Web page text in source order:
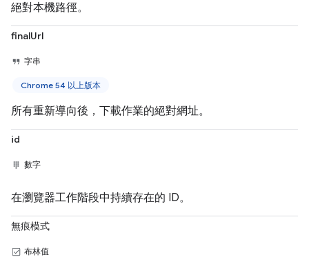
絕對本機路徑。
finalUrl
字串
Chrome 54 以上版本
所有重新導向後，下載作業的絕對網址。
id
數字
在瀏覽器工作階段中持續存在的 ID。
無痕模式
布林值